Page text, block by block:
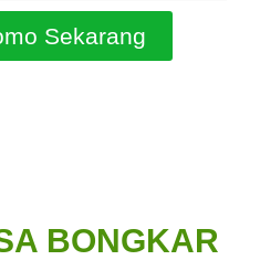
Sekarang
BONGKAR